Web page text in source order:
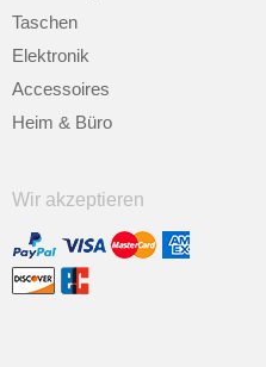
Taschen
Elektronik
Accessoires
Heim & Büro
Wir akzeptieren